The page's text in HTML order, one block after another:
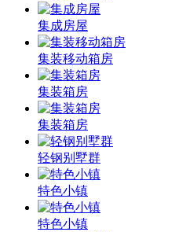
集成房屋
集装移动箱房
集装箱房
集装箱房
轻钢别墅群
特色小镇
特色小镇